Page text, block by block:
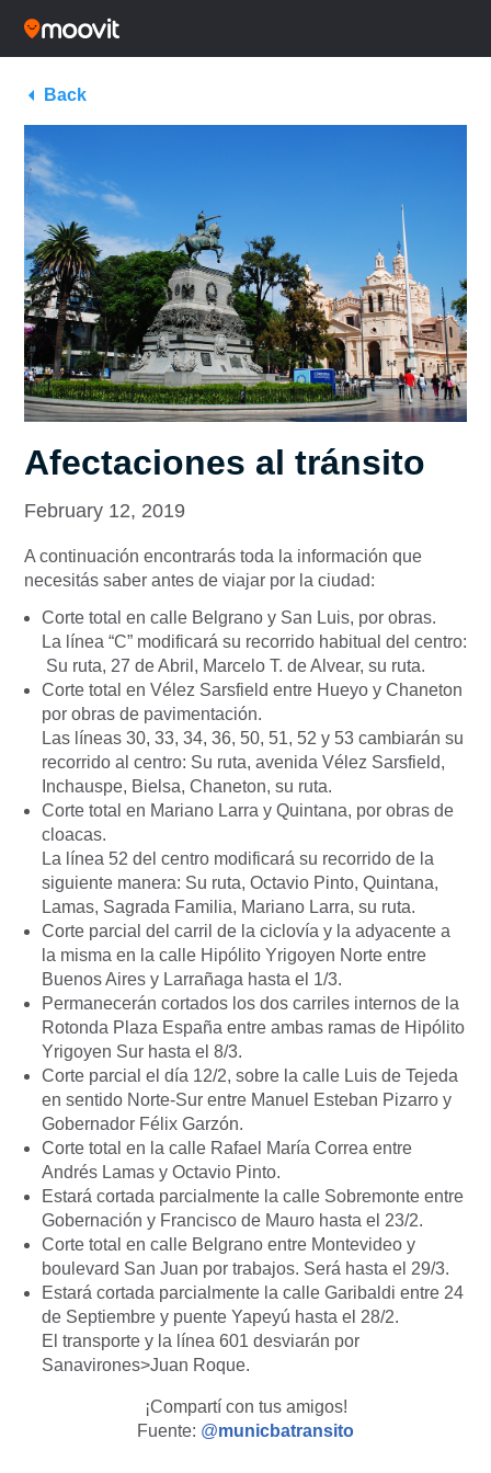
Back
Afectaciones al tránsito
February 12, 2019
A continuación encontrarás toda la información que
necesitás saber antes de viajar por la ciudad:
Corte total en calle Belgrano y San Luis, por obras.
La línea “C” modificará su recorrido habitual del centro:
Su ruta, 27 de Abril, Marcelo T. de Alvear, su ruta.
Corte total en Vélez Sarsfield entre Hueyo y Chaneton
por obras de pavimentación.
Las líneas 30, 33, 34, 36, 50, 51, 52 y 53 cambiarán su
recorrido al centro: Su ruta, avenida Vélez Sarsfield,
Inchauspe, Bielsa, Chaneton, su ruta.
Corte total en Mariano Larra y Quintana, por obras de
cloacas.
La línea 52 del centro modificará su recorrido de la
siguiente manera: Su ruta, Octavio Pinto, Quintana,
Lamas, Sagrada Familia, Mariano Larra, su ruta.
Corte parcial del carril de la ciclovía y la adyacente a
la misma en la calle Hipólito Yrigoyen Norte entre
Buenos Aires y Larrañaga hasta el 1/3.
Permanecerán cortados los dos carriles internos de la
Rotonda Plaza España entre ambas ramas de Hipólito
Yrigoyen Sur hasta el 8/3.
Corte parcial el día 12/2, sobre la calle Luis de Tejeda
en sentido Norte-Sur entre Manuel Esteban Pizarro y
Gobernador Félix Garzón.
Corte total en la calle Rafael María Correa entre
Andrés Lamas y Octavio Pinto.
Estará cortada parcialmente la calle Sobremonte entre
Gobernación y Francisco de Mauro hasta el 23/2.
Corte total en calle Belgrano entre Montevideo y
boulevard San Juan por trabajos. Será hasta el 29/3.
Estará cortada parcialmente la calle Garibaldi entre 24
de Septiembre y puente Yapeyú hasta el 28/2.
El transporte y la línea 601 desviarán por
Sanavirones>Juan Roque.
¡Compartí con tus amigos!
Fuente: @municbatransito